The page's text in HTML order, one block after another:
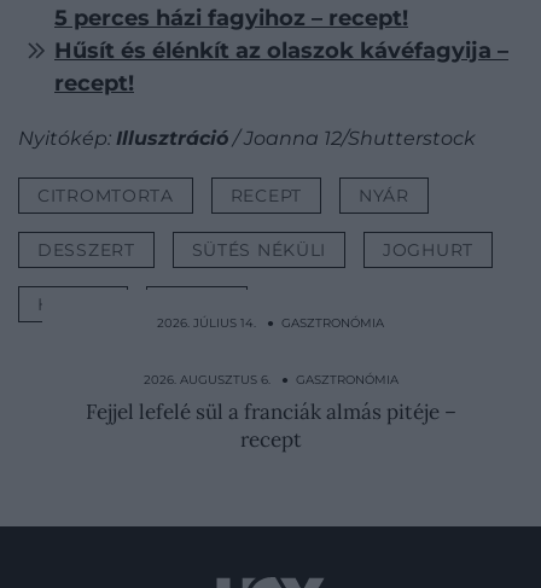
5 perces házi fagyihoz – recept!
Hűsít és élénkít az olaszok kávéfagyija –
recept!
Nyitókép: Illusztráció/ Joanna 12/Shutterstock
CITROMTORTA RECEPT NYÁR
DESSZERT SÜTÉS NÉKÜLI JOGHURT
HŰSÍTŐ
2026. JÚLIUS 14. ● GASZTRONÓMIA
így tárold…
2026. AUGUSZTUS 6. ● GASZTRONÓMIA
Fejjel lefelé sül a franciák almás pitéje –
recept